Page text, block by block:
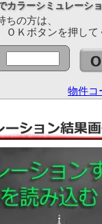
カラーシミュレーシ
ちの方は、
ＯＫボタンを押して
物件コ